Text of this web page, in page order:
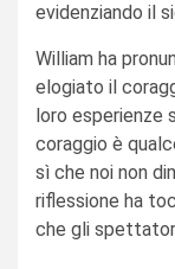
evidenziando il
William ha
elogiato il
loro esperienze
coraggio è
sì che noi non
riflessione ha
che gli